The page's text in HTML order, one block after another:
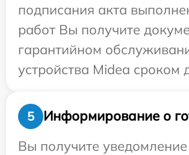
подписания акта
работ Вы получите
гарантийном
устройства Midea сроком
5
Информирование о
Вы получите